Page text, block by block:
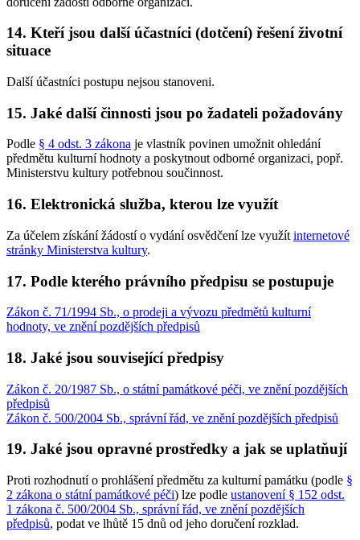
14. Kteří jsou další účastníci (dotčení) řešení životní
situace
Další účastníci postupu nejsou stanoveni.
15. Jaké další činnosti jsou po žadateli požadovány
Podle § 4 odst. 3 zákona je vlastník povinen umožnit ohledání
předmětu kulturní hodnoty a poskytnout odborné organizaci, popř.
Ministerstvu kultury potřebnou součinnost.
16. Elektronická služba, kterou lze využít
Za účelem získání žádostí o vydání osvědčení lze využít internetové
stránky Ministerstva kultury.
17. Podle kterého právního předpisu se postupuje
Zákon č. 71/1994 Sb., o prodeji a vývozu předmětů kulturní
hodnoty, ve znění pozdějších předpisů
18. Jaké jsou související předpisy
Zákon č. 20/1987 Sb., o státní památkové péči, ve znění pozdějších
předpisů
Zákon č. 500/2004 Sb., správní řád, ve znění pozdějších předpisů
19. Jaké jsou opravné prostředky a jak se uplatňují
Proti rozhodnutí o prohlášení předmětu za kulturní památku (podle §
2 zákona o státní památkové péči) lze podle ustanovení § 152 odst.
1 zákona č. 500/2004 Sb., správní řád, ve znění pozdějších
předpisů, podat ve lhůtě 15 dnů od jeho doručení rozklad.